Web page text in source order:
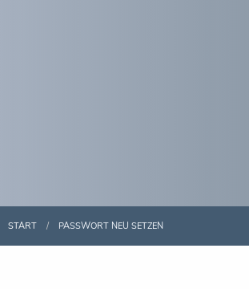
START PASSWORT NEU SETZEN